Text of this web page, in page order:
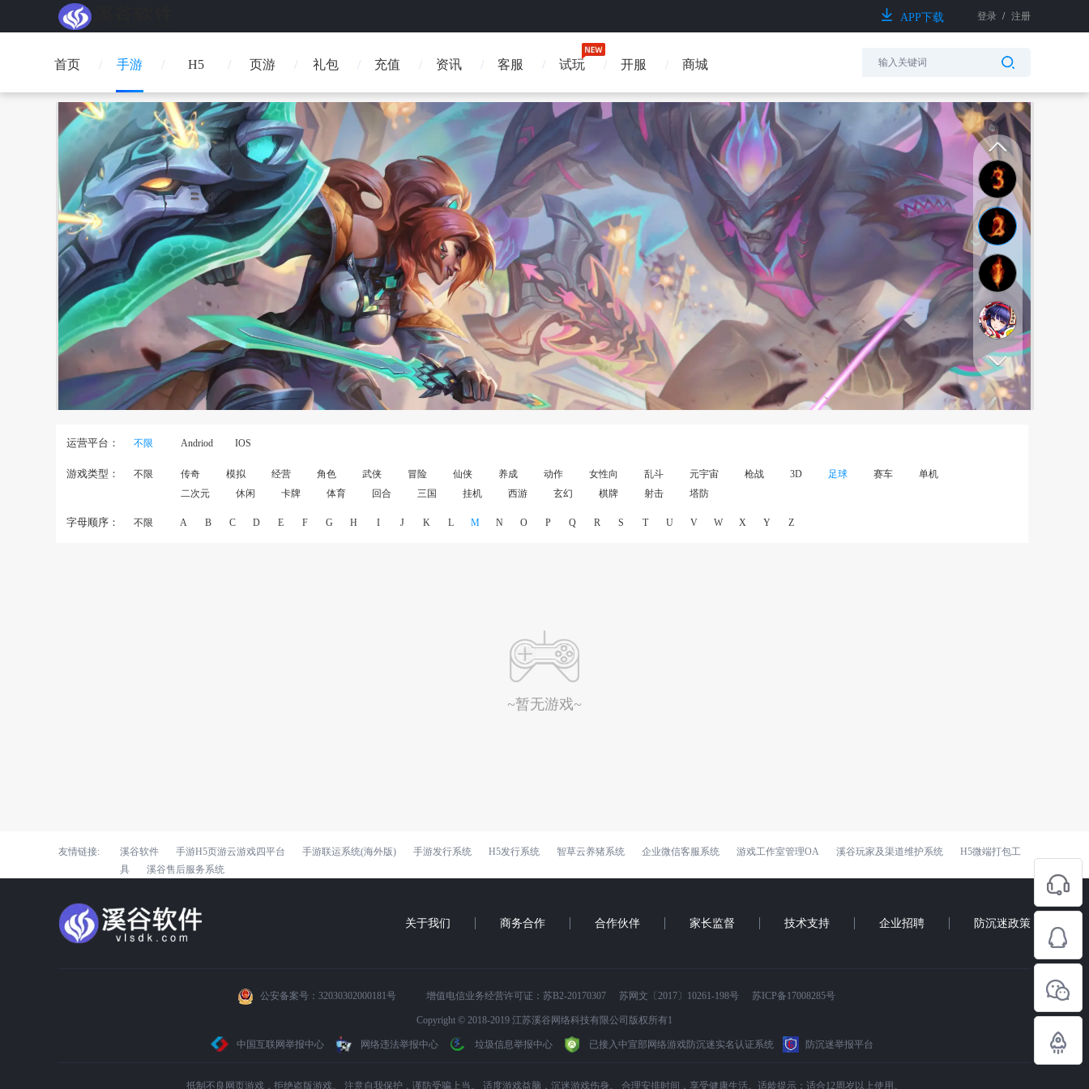
APP下载 登录 / 注册
首页 手游 H5 页游 礼包 充值 资讯 客服 试玩 开服 商城
运营平台： 不限 Andriod IOS
游戏类型： 不限 传奇 模拟 经营 角色 武侠 冒险 仙侠 养成 动作 女性向 乱斗 元宇宙 枪战 3D 足球 赛车
单机
二次元
休闲 卡牌 体育 回合 三国 挂机 西游 玄幻 棋牌 射击 塔防
字母顺序： 不限 A B C D E F G H I J K L M N O P Q R S T U V W X Y Z
~暂无游戏~
友情链接: 溪谷软件 手游H5页游云游戏四平台 手游联运系统(海外版) 手游发行系统 H5发行系统 智草云养猪系统 企业微信客服系统 游戏工作室管理OA 溪谷玩家及渠道维护系统
H5微端打包工
具
溪谷售后服务系统
关于我们 商务合作 合作伙伴 家长监督 技术支持 企业招聘 防沉迷政策
公安备案号：32030302000181号 增值电信业务经营许可证：苏B2-20170307 苏网文〔2017〕10261-198号 苏ICP备17008285号
Copyright © 2018-2019 江苏溪谷网络科技有限公司版权所有1
中国互联网举报中心 网络违法举报中心 垃圾信息举报中心 已接入中宣部网络游戏防沉迷实名认证系统 防沉迷举报平台
抵制不良网页游戏，拒绝盗版游戏。 注意自我保护，谨防受骗上当。 适度游戏益脑，沉迷游戏伤身。 合理安排时间，享受健康生活。适龄提示：适合12周岁以上使用。